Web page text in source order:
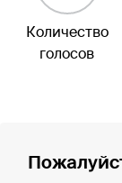
Количество
голосов